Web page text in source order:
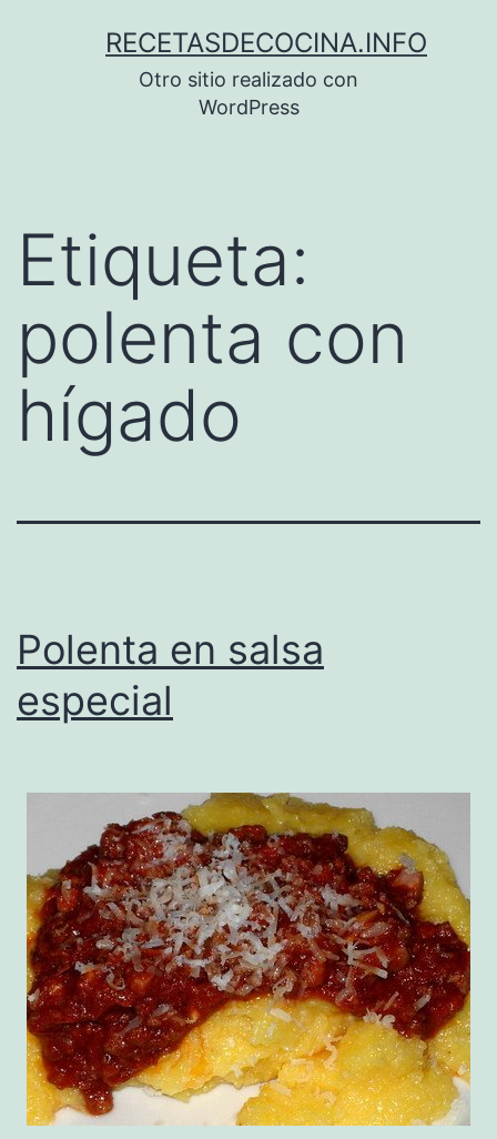
RECETASDECOCINA.INFO
Otro sitio realizado con
WordPress
Etiqueta:
polenta con
hígado
Polenta en salsa
especial